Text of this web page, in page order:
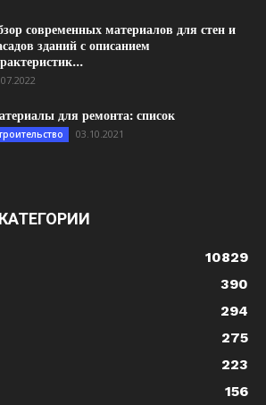
современных материалов для стен и
зданий с описанием
для ремонта: список
03.10.2021
10829
390
294
275
223
156